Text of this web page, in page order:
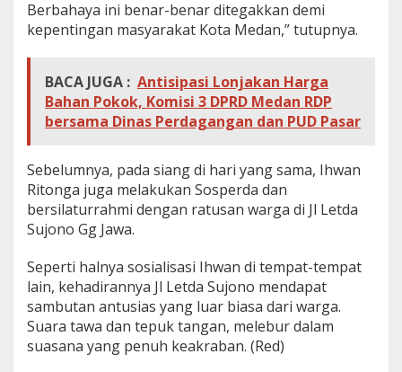
Berbahaya ini benar-benar ditegakkan demi
kepentingan masyarakat Kota Medan,” tutupnya.
BACA JUGA : Antisipasi Lonjakan Harga
Bahan Pokok, Komisi 3 DPRD Medan RDP
bersama Dinas Perdagangan dan PUD Pasar
Sebelumnya, pada siang di hari yang sama, Ihwan
Ritonga juga melakukan Sosperda dan
bersilaturrahmi dengan ratusan warga di Jl Letda
Sujono Gg Jawa.
Seperti halnya sosialisasi Ihwan di tempat-tempat
lain, kehadirannya Jl Letda Sujono mendapat
sambutan antusias yang luar biasa dari warga.
Suara tawa dan tepuk tangan, melebur dalam
suasana yang penuh keakraban. (Red)